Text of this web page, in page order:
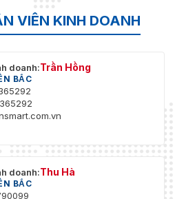
VIÊN KINH DOANH
doanh:Trần Hồng
BẮC
doanh:Thu Hà
BẮC